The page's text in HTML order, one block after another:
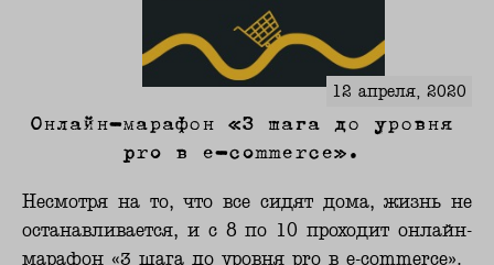
12 апреля, 2020
Онлайн-марафон «3 шага до уровня
pro в e-commerce».
Несмотря на то, что все сидят дома, жизнь не
останавливается, и с 8 по 10 проходит онлайн-
марафон «3 шага до уровня pro в e-commerce».